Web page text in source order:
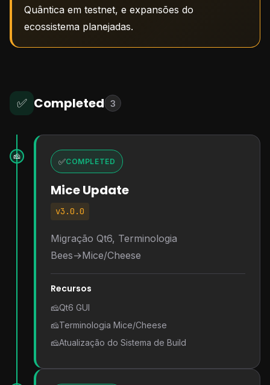
Quântica em testnet, e expansões do
ecossistema planejadas.
✅ Completed 3
🧀
✅COMPLETED
Mice Update
v3.0.0
Migração Qt6, Terminologia
Bees→Mice/Cheese
Recursos
🧀Qt6 GUI
🧀Terminologia Mice/Cheese
🧀Atualização do Sistema de Build